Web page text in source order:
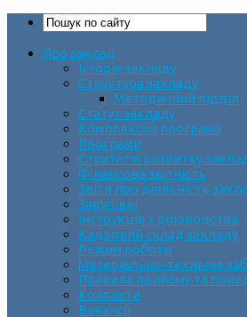
Про заклад
Історія закладу
Структура закладу
Методичний відділ
Статут закладу
Комплексна програма
Програми
Стратегія розвитку
Фінансова звітність
Звіти про діяльність
Закупівлі
Інструкція з діловодства
Кадровий склад закладу
Режим роботи
Матеріально-технічне
Правила прийому та
Контакти
Вакансії